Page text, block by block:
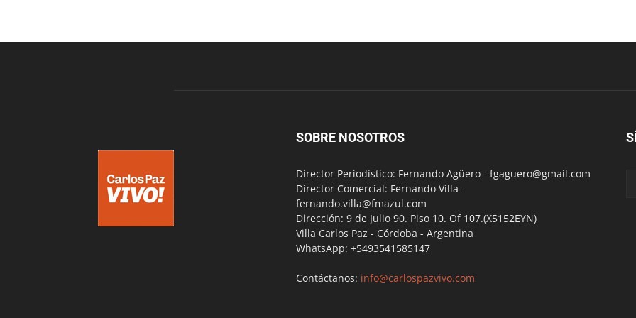
SOBRE NOSOTROS
Director Periodístico: Fernando Agüero - fgaguero@gmail.com
Director Comercial: Fernando Villa -
fernando.villa@fmazul.com
Dirección: 9 de Julio 90. Piso 10. Of 107.(X5152EYN)
Villa Carlos Paz - Córdoba - Argentina
WhatsApp: +5493541585147
Contáctanos: info@carlospazvivo.com